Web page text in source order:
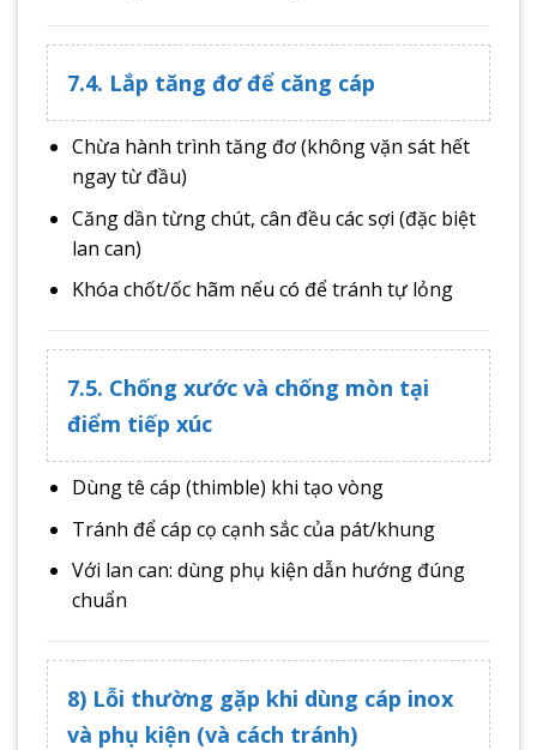
7.4. Lắp tăng đơ để căng cáp
Chừa hành trình tăng đơ (không vặn sát hết
ngay từ đầu)
Căng dần từng chút, cân đều các sợi (đặc biệt
lan can)
Khóa chốt/ốc hãm nếu có để tránh tự lỏng
7.5. Chống xước và chống mòn tại
điểm tiếp xúc
Dùng tê cáp (thimble) khi tạo vòng
Tránh để cáp cọ cạnh sắc của pát/khung
Với lan can: dùng phụ kiện dẫn hướng đúng
chuẩn
8) Lỗi thường gặp khi dùng cáp inox
và phụ kiện (và cách tránh)